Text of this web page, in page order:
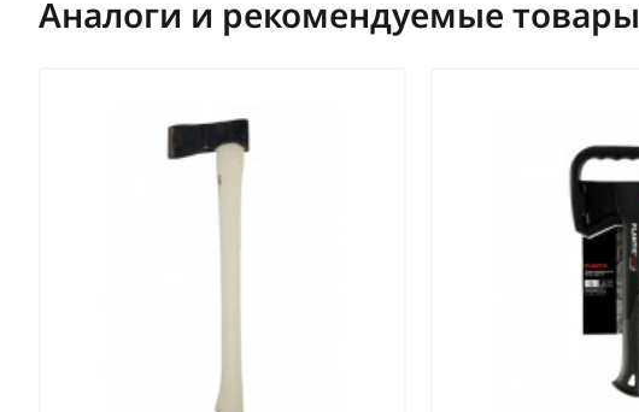
Аналоги и рекомендуемые товары